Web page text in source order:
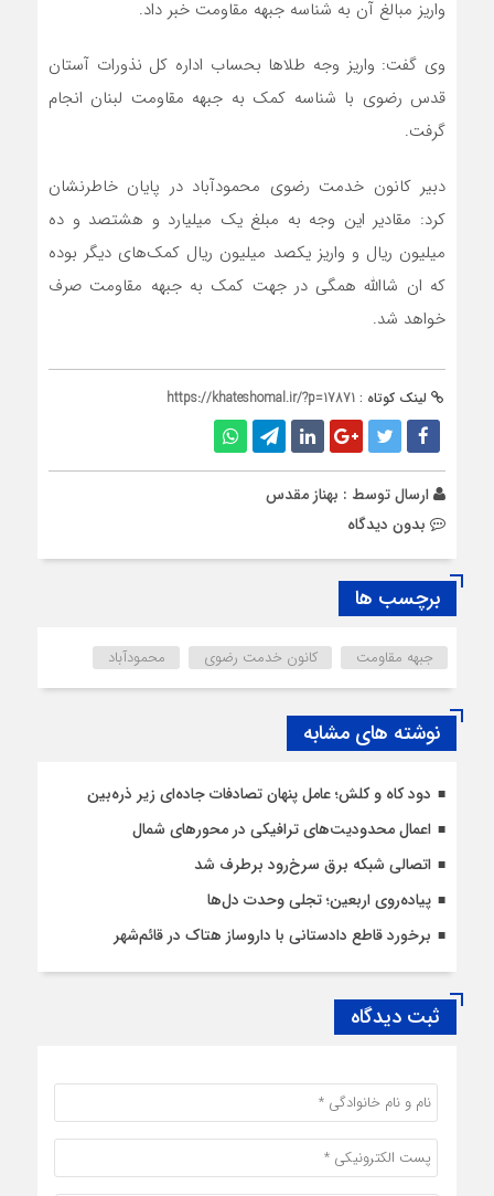
واریز مبالغ آن به شناسه جبهه مقاومت خبر داد.
وی گفت: واریز وجه طلاها بحساب اداره کل نذورات آستان
قدس رضوی با شناسه کمک به جبهه مقاومت لبنان انجام
گرفت.
دبیر کانون خدمت رضوی محمودآباد در پایان خاطرنشان
کرد: مقادیر این وجه به مبلغ یک میلیارد و هشتصد و ده
میلیون ریال و واریز یکصد میلیون ریال کمک‌های دیگر بوده
که ان شاالله همگی در جهت کمک به جبهه مقاومت صرف
خواهد شد.
لینک کوتاه : https://khateshomal.ir/?p=17871
ارسال توسط : بهناز مقدس
بدون دیدگاه
برچسب ها
جبهه مقاومت کانون خدمت رضوی محمودآباد
نوشته های مشابه
دود کاه و کلش؛ عامل پنهان تصادفات جاده‌ای زیر ذره‌بین
اعمال محدودیت‌‌های ترافیکی در محورهای شمال
اتصالی شبکه برق سرخ‌رود برطرف شد
پیاده‌روی اربعین؛ تجلی وحدت دل‌ها
برخورد قاطع دادستانی با داروساز هتاک در قائم‌شهر
ثبت دیدگاه